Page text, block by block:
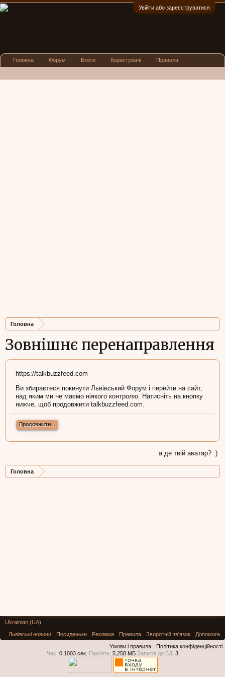
Увійти або зареєструватися
Головна
Зовнішнє перенаправлення
https://talkbuzzfeed.com
Ви збираєтеся покинути Львівський Форум і перейти на сайт,
над яким ми не маємо ніякого контролю. Натисніть на кнопку
нижче, щоб продовжити talkbuzzfeed.com.
Продовжити...
а де твій аватар? :)
Головна
Головна Форум Блоги Користувачі Правила
Ukrainian (UA)
Львівські новини
Посиденьки Реклама Правила Зворотній зв'язок
Допомога
Умови і правила
Політика конфіденційності
Час: 0,1003 сек. Пам'ять: 5,258 МБ Запитів до БД: 3